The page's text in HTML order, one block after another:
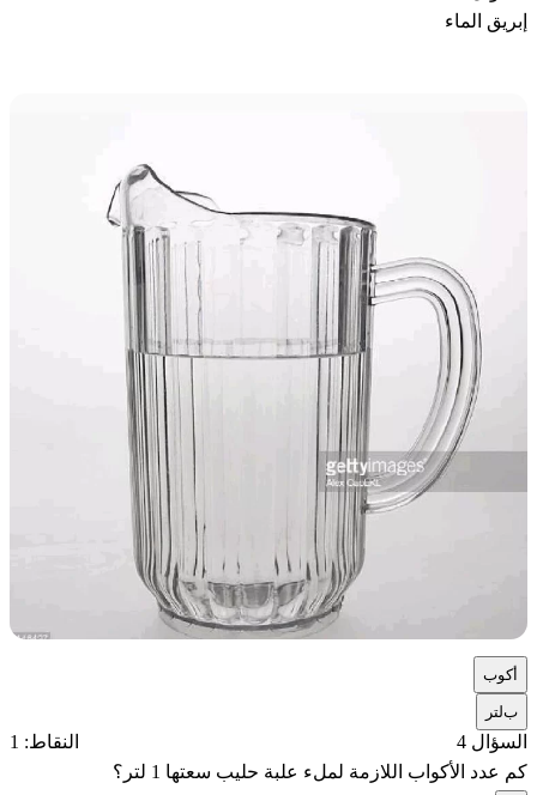
إبريق الماء
كوب
بلتر
السؤال 4
النقاط: 1
كم عدد الأكواب اللازمة لملء علبة حليب سعتها 1 لتر؟